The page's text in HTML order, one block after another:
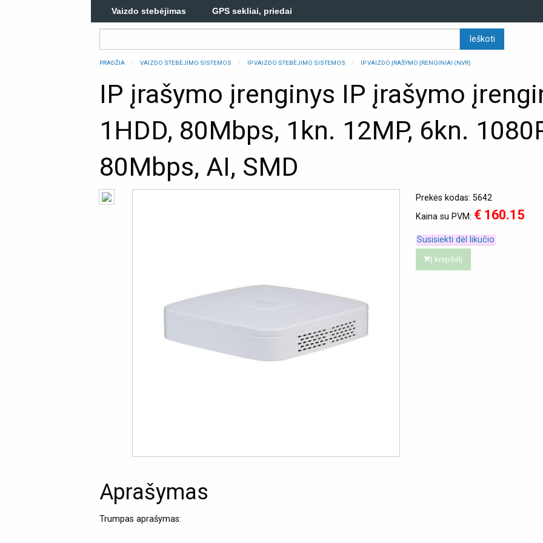
Vaizdo stebėjimas GPS sekliai, priedai
PRADŽIA VAIZDO STEBĖJIMO SISTEMOS IP VAIZDO STEBĖJIMO SISTEMOS IP VAIZDO ĮRAŠYMO ĮRENGINIAI (NVR)
IP įrašymo įrenginys IP įrašymo
1HDD, 80Mbps, 1kn. 12MP, 6kn.
80Mbps, AI, SMD
Prekės kodas: 5642
Kaina su PVM: € 160.15
Susisiekti dėl likučio
Į krepšelį
Aprašymas
Trumpas aprašymas: